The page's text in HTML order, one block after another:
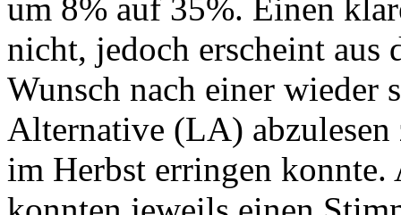
um 8% auf 35%. Einen
nicht, jedoch erscheint
Wunsch nach einer wieder
Alternative (LA) abzulesen
im Herbst erringen konnte.